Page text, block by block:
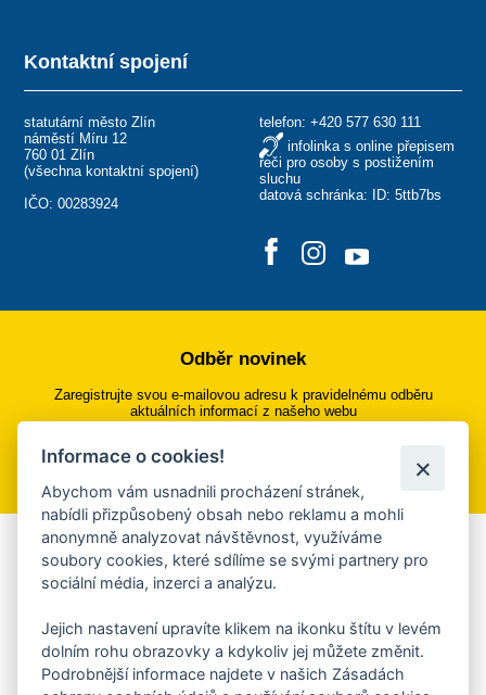
Kontaktní spojení
statutární město Zlín
náměstí Míru 12
760 01 Zlín
(všechna kontaktní spojení)
IČO: 00283924
telefon: +420 577 630 111
infolinka s online přepisem
řeči pro osoby s postižením
sluchu
datová schránka: ID: 5ttb7bs
Odběr novinek
Zaregistrujte svou e-mailovou adresu k pravidelnému odběru
aktuálních informací z našeho webu
Přihlásit se k odběru
Aplikace Mobilní rozhlas
Chcete dostávat do svého mobilu či mailu upozornění na
ankety, pozvánky na kulturní a sportovní akce?
Více informací o aplikaci
Informace o cookies!
Abychom vám usnadnili procházení stránek,
nabídli přizpůsobený obsah nebo reklamu a mohli
anonymně analyzovat návštěvnost, využíváme
soubory cookies, které sdílíme se svými partnery pro
sociální média, inzerci a analýzu.
Jejich nastavení upravíte klikem na ikonku štítu v levém
dolním rohu obrazovky a kdykoliv jej můžete změnit.
Podrobnější informace najdete v našich Zásadách